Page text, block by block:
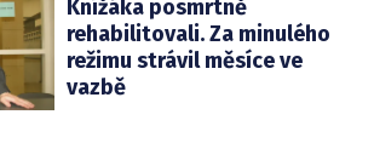
Knížáka posmrtně
rehabilitovali. Za minulého
režimu strávil měsíce ve
vazbě